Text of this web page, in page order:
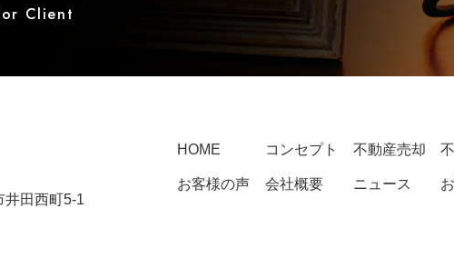
Client
井田西町5-1
HOME コンセプト 不動産売却
お客様の声 会社概要 ニュース